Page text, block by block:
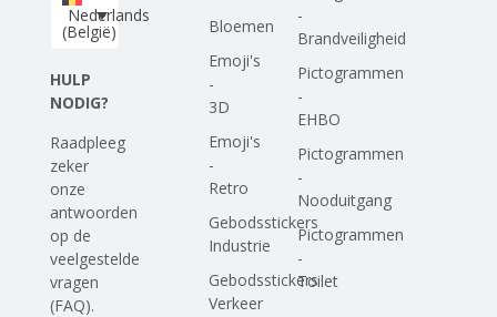
Upload je eigen ontwerp
Corona Covid-19
Nederlands
(België)
HULP
NODIG?
Raadpleeg
zeker
onze
antwoorden
op de
veelgestelde
vragen
(FAQ).
Bloemen
Emoji's
-
3D
Emoji's
-
Retro
Gebodsstickers
Industrie
Gebodsstickers
Verkeer
-
Brandveiligheid
Pictogrammen
-
EHBO
Pictogrammen
-
Nooduitgang
Pictogrammen
-
Toilet